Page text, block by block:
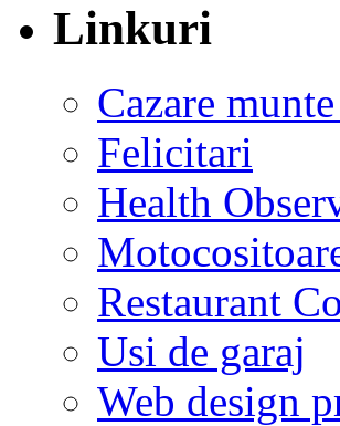
Linkuri
Cazare
Felicitari
Health
Restaurant
Usi de garaj
Web design